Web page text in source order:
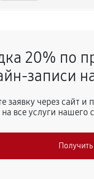
720 руб20% по
записи
заявку через сайт
все услуги нашего